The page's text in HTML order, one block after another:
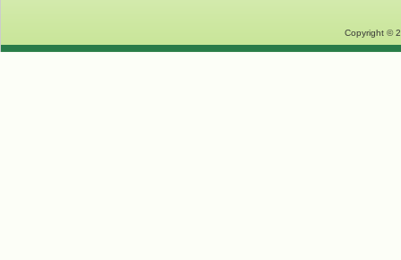
Copyright ©